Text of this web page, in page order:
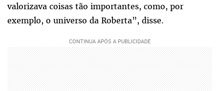
valorizava coisas tão importantes, como, por
exemplo, o universo da Roberta”, disse.